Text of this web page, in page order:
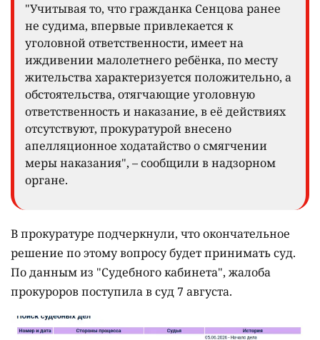
"Учитывая то, что гражданка Сенцова ранее
не судима, впервые привлекается к
уголовной ответственности, имеет на
иждивении малолетнего ребёнка, по месту
жительства характеризуется положительно, а
обстоятельства, отягчающие уголовную
ответственность и наказание, в её действиях
отсутствуют, прокуратурой внесено
апелляционное ходатайство о смягчении
меры наказания", – сообщили в надзорном
органе.
В прокуратуре подчеркнули, что окончательное
решение по этому вопросу будет принимать суд.
По данным из "Судебного кабинета", жалоба
прокуроров поступила в суд 7 августа.